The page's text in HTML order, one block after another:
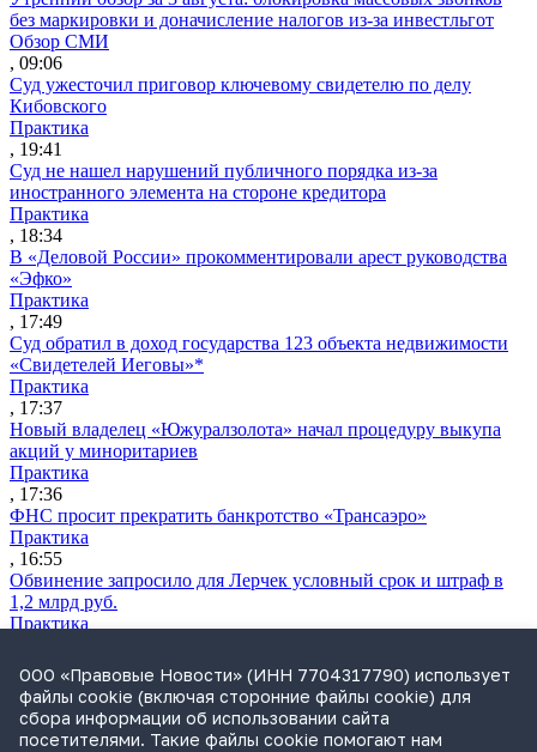
без маркировки и доначисление налогов из-за инвестльгот
Обзор СМИ
, 09:06
Суд ужесточил приговор ключевому свидетелю по делу
Кибовского
Практика
, 19:41
Суд не нашел нарушений публичного порядка из-за
иностранного элемента на стороне кредитора
Практика
, 18:34
В «Деловой России» прокомментировали арест руководства
«Эфко»
Практика
, 17:49
Суд обратил в доход государства 123 объекта недвижимости
«Свидетелей Иеговы»*
Практика
, 17:37
Новый владелец «Южуралзолота» начал процедуру выкупа
акций у миноритариев
Практика
, 17:36
ФНС просит прекратить банкротство «Трансаэро»
Практика
, 16:55
Обвинение запросило для Лерчек условный срок и штраф в
1,2 млрд руб.
Практика
Суд подтвердил право фермера на выкуп арендуемого
сельхозучастка
Практика
, 15:49
ООО «Правовые Новости» (ИНН 7704317790) использует
файлы cookie (включая сторонние файлы cookie) для
сбора информации об использовании сайта
посетителями. Такие файлы cookie помогают нам